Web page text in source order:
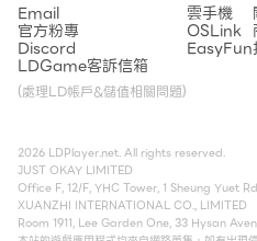
Email
官方粉專
Discord
LDGame客訴信箱
(處理LD帳戶&儲值相關問題)
雲手機
OSLink
EasyFun
2026 LDPlayer.net. All rights reserved.
JUST OKAY LIMITED
Office F, 12/F, YHC Tower, 1 Sheung Yuet
XUANZHI INTERNATIONAL CO., LIMITED
Room 1911, Lee Garden One, 33 Hysan